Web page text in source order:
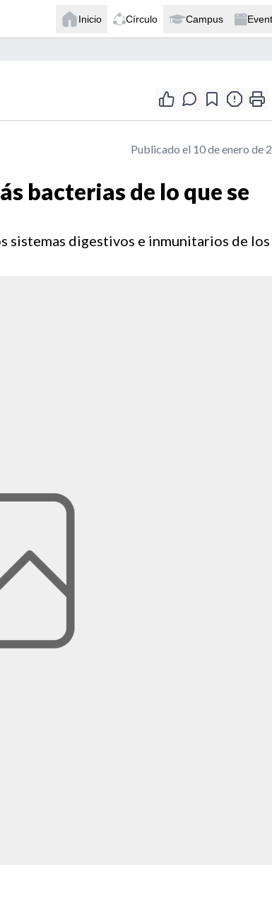
Inicio Círculo Campus
Publicado el 10 de enero de
bacterias de lo que se
sistemas digestivos e inmunitarios de los